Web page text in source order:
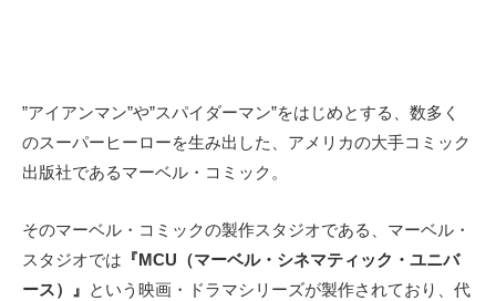
”アイアンマン”や”スパイダーマン”をはじめとする、数多く
のスーパーヒーローを生み出した、アメリカの大手コミック
出版社であるマーベル・コミック。
そのマーベル・コミックの製作スタジオである、マーベル・
スタジオでは 『MCU（マーベル・シネマティック・ユニバ
ース）』 という映画・ドラマシリーズが製作されており、代